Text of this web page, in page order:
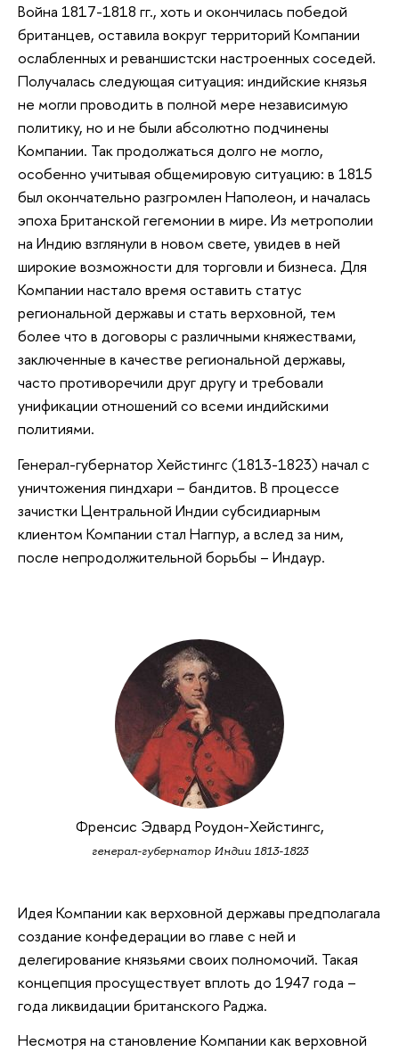
Война 1817-1818 гг., хоть и окончилась победой
британцев, оставила вокруг территорий Компании
ослабленных и реваншистски настроенных соседей.
Получалась следующая ситуация: индийские князья
не могли проводить в полной мере независимую
политику, но и не были абсолютно подчинены
Компании. Так продолжаться долго не могло,
особенно учитывая общемировую ситуацию: в 1815
был окончательно разгромлен Наполеон, и началась
эпоха Британской гегемонии в мире. Из метрополии
на Индию взглянули в новом свете, увидев в ней
широкие возможности для торговли и бизнеса. Для
Компании настало время оставить статус
региональной державы и стать верховной, тем
более что в договоры с различными княжествами,
заключенные в качестве региональной державы,
часто противоречили друг другу и требовали
унификации отношений со всеми индийскими
политиями.
Генерал-губернатор Хейстингс (1813-1823) начал с
уничтожения пиндхари – бандитов. В процессе
зачистки Центральной Индии субсидиарным
клиентом Компании стал Нагпур, а вслед за ним,
после непродолжительной борьбы – Индаур.
Френсис Эдвард Роудон-Хейстингс,
генерал-губернатор Индии 1813-1823
Идея Компании как верховной державы предполагала
создание конфедерации во главе с ней и
делегирование князьями своих полномочий. Такая
концепция просуществует вплоть до 1947 года –
года ликвидации британского Раджа.
Несмотря на становление Компании как верховной